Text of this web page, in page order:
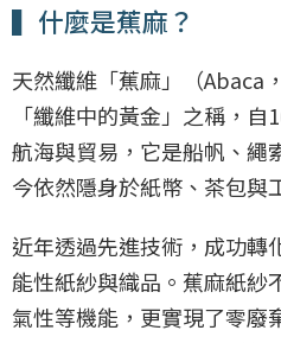
▍什麼是蕉麻？
天然纖維「蕉麻」（Abaca
「纖維中的黃金」之稱，
航海與貿易，它是船帆、繩
今依然隱身於紙幣、茶包與
近年透過先進技術，成功轉
能性紙紗與織品。蕉麻紙紗
氣性等機能，更實現了零廢